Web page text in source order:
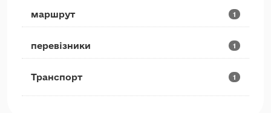
маршрут 1
перевізники 1
Транспорт 1